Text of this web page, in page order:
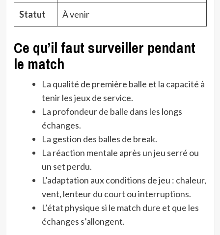
Statut À venir
Ce qu’il faut surveiller pendant
le match
La qualité de première balle et la capacité à
tenir les jeux de service.
La profondeur de balle dans les longs
échanges.
La gestion des balles de break.
La réaction mentale après un jeu serré ou
un set perdu.
L’adaptation aux conditions de jeu : chaleur,
vent, lenteur du court ou interruptions.
L’état physique si le match dure et que les
échanges s’allongent.